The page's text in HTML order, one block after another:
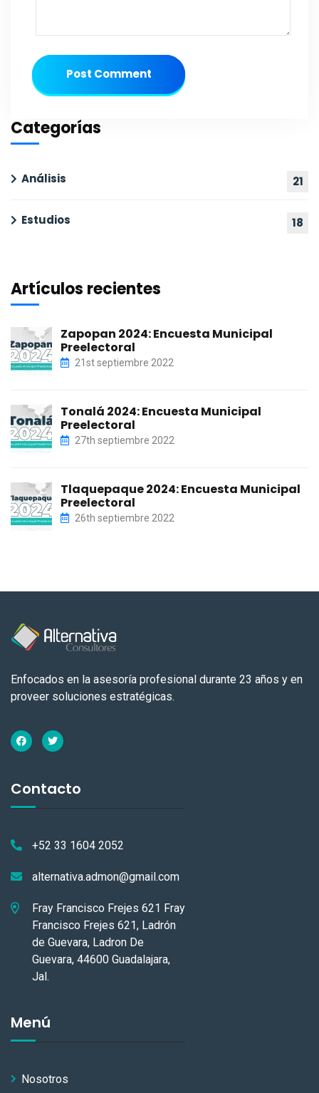
Post Comment
Categorías
Análisis 21
Estudios 18
Artículos recientes
Zapopan 2024: Encuesta Municipal
Preelectoral
21st septiembre 2022
Tonalá 2024: Encuesta Municipal
Preelectoral
27th septiembre 2022
Tlaquepaque 2024: Encuesta Municipal
Preelectoral
26th septiembre 2022
Enfocados en la asesoría profesional durante 23 años y en
proveer soluciones estratégicas.
Contacto
+52 33 1604 2052
alternativa.admon@gmail.com
Fray Francisco Frejes 621 Fray
Francisco Frejes 621, Ladrón
de Guevara, Ladron De
Guevara, 44600 Guadalajara,
Jal.
Menú
Nosotros